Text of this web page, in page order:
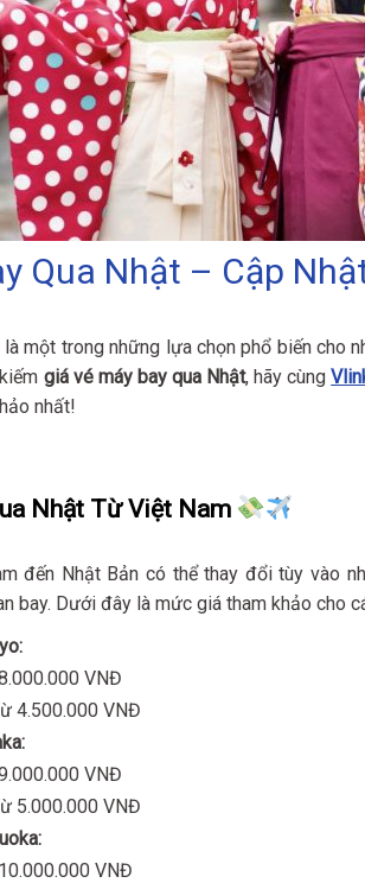
Qua Nhật – Cập
một trong những lựa chọn phổ biến cho
giá vé máy bay qua Nhật, hãy cùng
nhất!
Nhật Từ Việt Nam
đến Nhật Bản có thể thay đổi tùy vào
bay. Dưới đây là mức giá tham khảo cho
VNĐ
4.500.000 VNĐ
VNĐ
5.000.000 VNĐ
VNĐ